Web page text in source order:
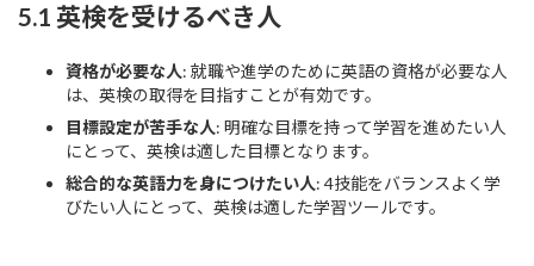
5.1 英検を受けるべき人
資格が必要な人: 就職や進学のために英語の資格が必要な人
は、英検の取得を目指すことが有効です。
目標設定が苦手な人: 明確な目標を持って学習を進めたい人
にとって、英検は適した目標となります。
総合的な英語力を身につけたい人: 4技能をバランスよく学
びたい人にとって、英検は適した学習ツールです。